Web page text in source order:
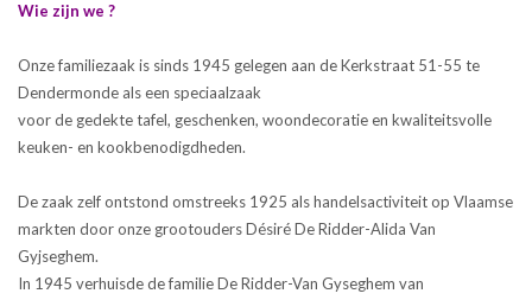
Wie zijn we ?
Onze familiezaak is sinds 1945 gelegen aan de Kerkstraat 51-55 te
Dendermonde als een speciaalzaak
voor de gedekte tafel, geschenken, woondecoratie en kwaliteitsvolle
keuken- en kookbenodigdheden.
De zaak zelf ontstond omstreeks 1925 als handelsactiviteit op Vlaamse
markten door onze grootouders Désiré De Ridder-Alida Van
Gyjseghem.
In 1945 verhuisde de familie De Ridder-Van Gyseghem van